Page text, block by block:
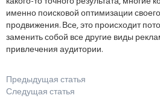
именно поисковой оптимизации
продвижения. Все, это происходит
заменить собой все другие виды
привлечения аудитории.
Предыдущая статья
Следущая статья